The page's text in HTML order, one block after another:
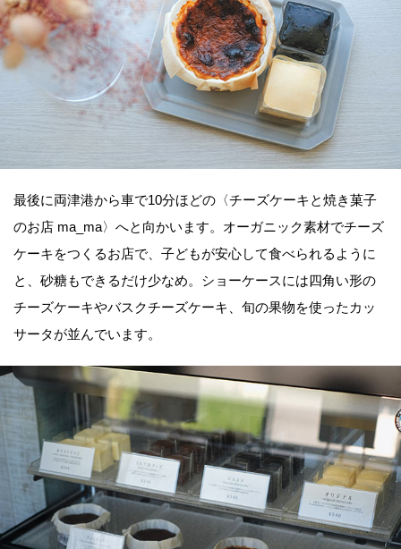
最後に両津港から車で10分ほどの〈チーズケーキと焼き菓子
のお店 ma_ma〉へと向かいます。オーガニック素材でチーズ
ケーキをつくるお店で、子どもが安心して食べられるように
と、砂糖もできるだけ少なめ。ショーケースには四角い形の
チーズケーキやバスクチーズケーキ、旬の果物を使ったカッ
サータが並んでいます。